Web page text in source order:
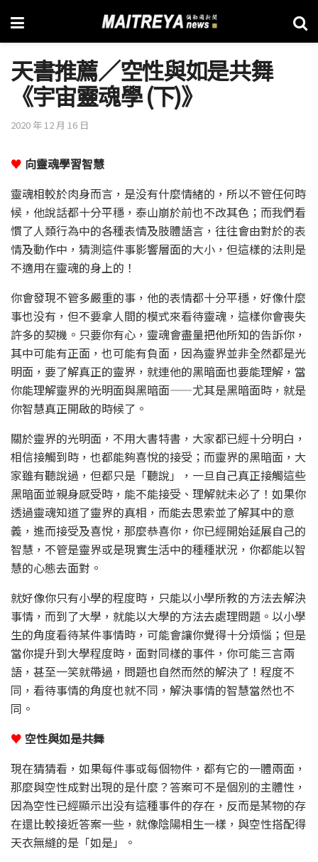
天書推薦／空性與如是共舞
《宇宙靈魂學 (下)》
2020 年 12 月 16 日
♥ 向靈魂學習智慧
靈魂相較於肉身而言，是没有什麼情緒的，所以不管任何時
候，他說話都十分平穩，泰山崩於前也不改其色；而我們看
慣了人類行為中的各種表情及肢體語言，往往會由對於的表
情及動作中，猜測這件事影響層面的大小，但這樣的法則是
不適用在靈魂的身上的！
你會發現不管多嚴重的事，他的表情都十分平穩，好像什麼
事也没有，但不要拿人間的模式來看待靈魂，這樣你會喪失
許多的契機。只要你有心，靈魂會盡量把他所知的告訴你，
其中可能有正面，也可能有負面，因為靈界並非全然都是光
明面，要了解真正的靈界，就連他的黑暗面也要能理解，當
你能理解靈界的光明面與黑暗面——尤其是黑暗面時，就是
你智慧真正開啟的時候了。
關於靈界的光明面，不用大書特書，大家都已經十分明白，
相信接觸到時，也都能夠喜悅的接受；而靈界的黑暗面，大
家雖有聽說過，但都只是「聽說」，一旦自己真正接觸這些
黑暗面並親身感受時，能不能接受、理解就未必了！如果你
透過靈魂知道了靈界的真相，而能去思索並了解其中的意
義，進而接受及喜悅，那麼恭喜你，你已經開始延展自己的
智慧，不管是靈界或是現實生活中的種種狀況，你都能以智
慧的心態去面對。
就好像你只有小學的程度時，只能以小學所教的方法去解決
事情，而到了大學，就能以大學的方法去處理問題。以小學
生的角度看待某件事情時，可能會讓你覺得十分煩惱；但是
當你提升到大學程度時，面對同樣的事件，你可能三言兩
語，甚至一笑就帶過，問題也自然而然的解決了！程度不
同，看待事情的角度也就不同，解決事情的智慧當然也不
同。
♥ 空性與如是共舞
現在猜猜看，如果每件事或每個物件，都有它的一體兩面，
那麼與空性成對出現的是什麼？答案可不是個別的主體性，
因為空性已經顯示出没有這種事件的存在，反而是某物的存
在還比較接近答案一些，就像陰陽相生一樣，與空性搭配得
天衣無縫的是「如是」。